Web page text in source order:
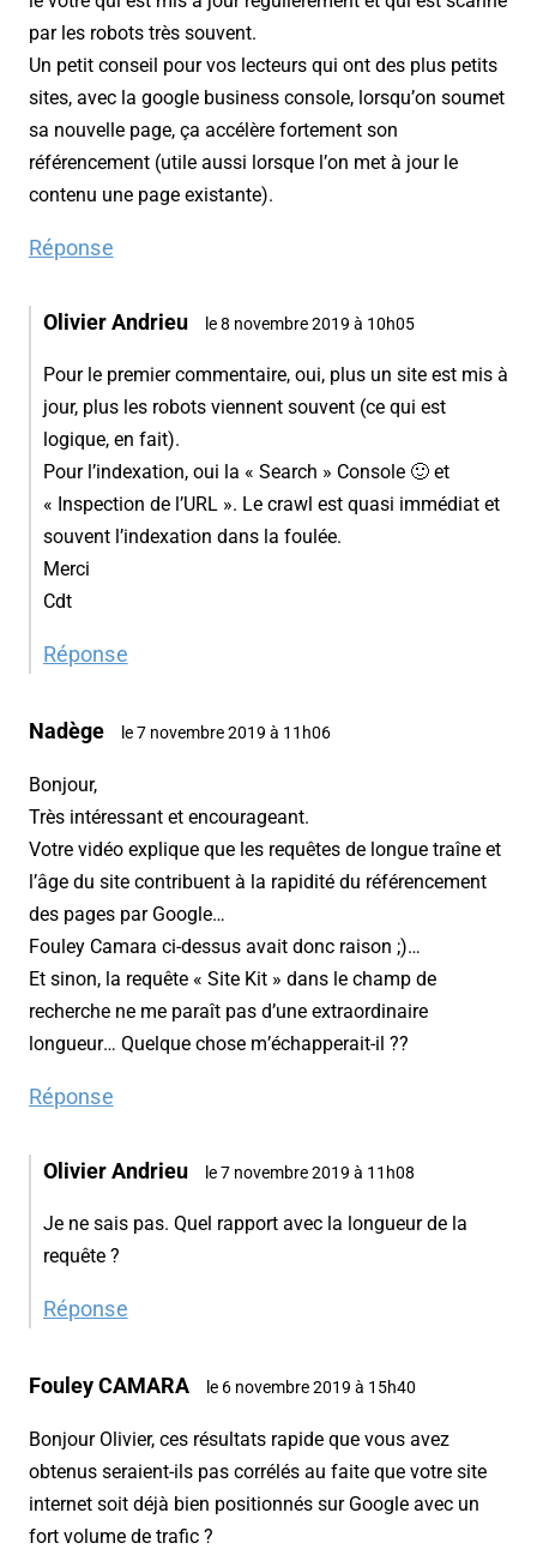
par les robots très souvent.
Un petit conseil pour vos lecteurs qui ont des plus petits
sites, avec la google business console, lorsqu’on soumet
sa nouvelle page, ça accélère fortement son
référencement (utile aussi lorsque l’on met à jour le
contenu une page existante).
Réponse
Olivier Andrieu le 8 novembre 2019 à 10h05
Pour le premier commentaire, oui, plus un site est mis à
jour, plus les robots viennent souvent (ce qui est
logique, en fait).
Pour l’indexation, oui la « Search » Console 🙂 et
« Inspection de l’URL ». Le crawl est quasi immédiat et
souvent l’indexation dans la foulée.
Merci
Cdt
Réponse
Nadège le 7 novembre 2019 à 11h06
Bonjour,
Très intéressant et encourageant.
Votre vidéo explique que les requêtes de longue traîne et
l’âge du site contribuent à la rapidité du référencement
des pages par Google…
Fouley Camara ci-dessus avait donc raison ;)…
Et sinon, la requête « Site Kit » dans le champ de
recherche ne me paraît pas d’une extraordinaire
longueur… Quelque chose m’échapperait-il ??
Réponse
Olivier Andrieu le 7 novembre 2019 à 11h08
Je ne sais pas. Quel rapport avec la longueur de la
requête ?
Réponse
Fouley CAMARA le 6 novembre 2019 à 15h40
Bonjour Olivier, ces résultats rapide que vous avez
obtenus seraient-ils pas corrélés au faite que votre site
internet soit déjà bien positionnés sur Google avec un
fort volume de trafic ?